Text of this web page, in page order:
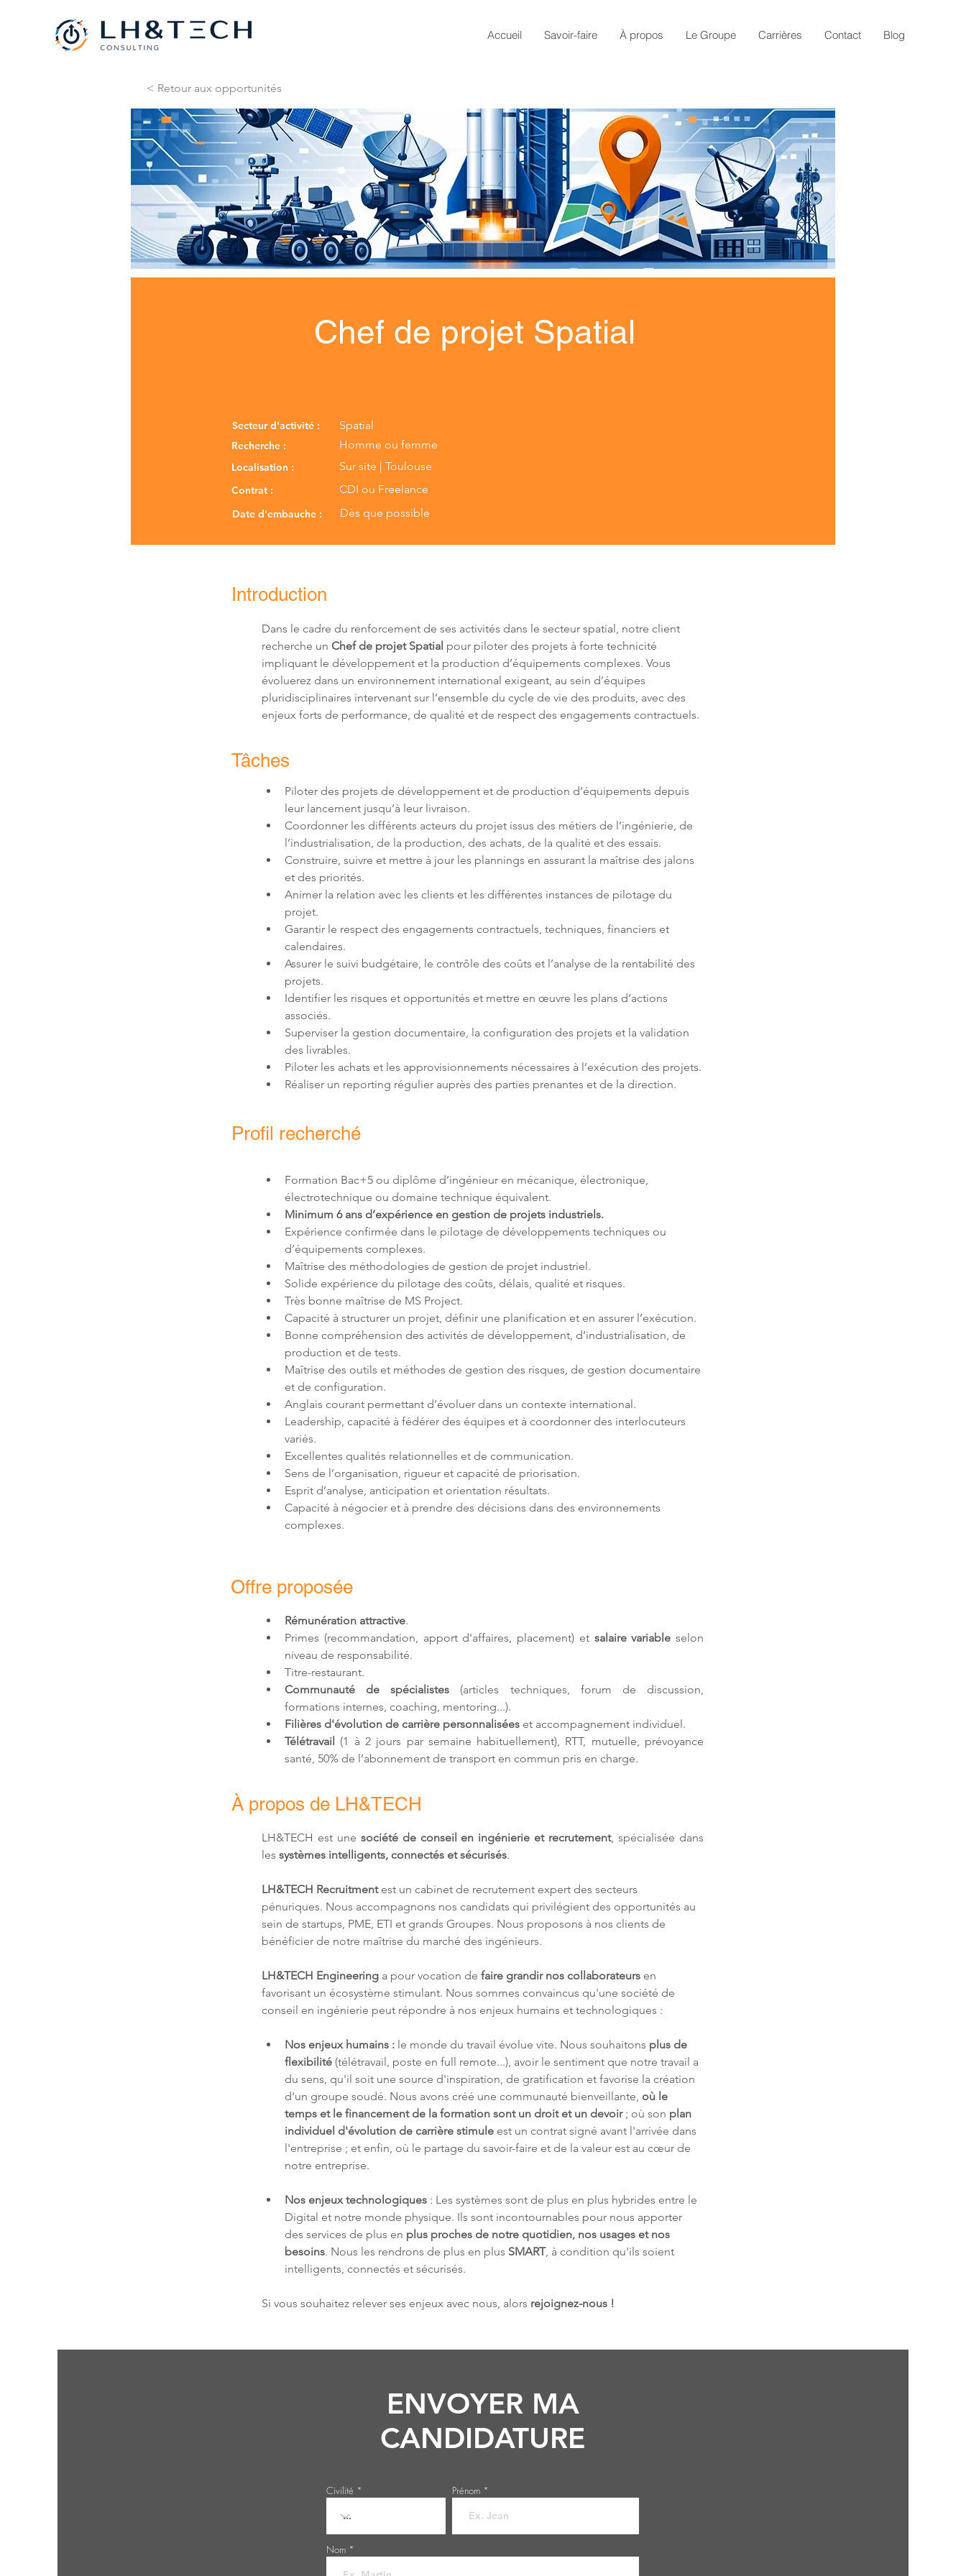
Accueil Savoir-faire À propos Le Groupe Carrières Contact Blog
< Retour aux opportunités
Chef de projet Spatial
Secteur d'activité :
Recherche :
Localisation :
Contrat :
Date d'embauche :
Spatial
Homme ou femme
Sur site | Toulouse
CDI ou Freelance
Dès que possible
Introduction
Dans le cadre du renforcement de ses activités dans le secteur spatial, notre client
recherche un Chef de projet Spatial pour piloter des projets à forte technicité
impliquant le développement et la production d’équipements complexes. Vous
évoluerez dans un environnement international exigeant, au sein d’équipes
pluridisciplinaires intervenant sur l’ensemble du cycle de vie des produits, avec des
enjeux forts de performance, de qualité et de respect des engagements contractuels.
Tâches
Piloter des projets de développement et de production d’équipements depuis
Coordonner les différents acteurs du projet issus des métiers de l’ingénierie, de
Construire, suivre et mettre à jour les plannings en assurant la maîtrise des jalons
Animer la relation avec les clients et les différentes instances de pilotage du
Garantir le respect des engagements contractuels, techniques, financiers et
Assurer le suivi budgétaire, le contrôle des coûts et l’analyse de la rentabilité des
Identifier les risques et opportunités et mettre en œuvre les plans d’actions
Superviser la gestion documentaire, la configuration des projets et la validation
Réaliser un reporting régulier auprès des parties prenantes et de la direction.
Profil recherché
Formation Bac+5 ou diplôme d’ingénieur en mécanique, électronique,
Minimum 6 ans d’expérience en gestion de projets industriels.
Expérience confirmée dans le pilotage de développements techniques ou
Bonne compréhension des activités de développement, d’industrialisation, de
Maîtrise des outils et méthodes de gestion des risques, de gestion documentaire
Leadership, capacité à fédérer des équipes et à coordonner des interlocuteurs
Capacité à négocier et à prendre des décisions dans des environnements
complexes.
Offre proposée
Rémunération attractive.
Primes (recommandation, apport d'affaires, placement) et salaire variable selon
niveau de responsabilité.
Titre-restaurant.
Communauté de spécialistes (articles techniques, forum de discussion,
formations internes, coaching, mentoring...).
Filières d'évolution de carrière personnalisées et accompagnement individuel.
Télétravail (1 à 2 jours par semaine habituellement), RTT, mutuelle, prévoyance
santé, 50% de l’abonnement de transport en commun pris en charge.
À propos de LH&TECH
LH&TECH est une société de conseil en ingénierie et recrutement, spécialisée dans
les systèmes intelligents, connectés et sécurisés.
LH&TECH Recruitment est un cabinet de recrutement expert des secteurs
pénuriques. Nous accompagnons nos candidats qui privilégient des opportunités au
sein de startups, PME, ETI et grands Groupes. Nous proposons à nos clients de
bénéficier de notre maîtrise du marché des ingénieurs.
LH&TECH Engineering a pour vocation de faire grandir nos collaborateurs en
favorisant un écosystème stimulant. Nous sommes convaincus qu'une société de
conseil en ingénierie peut répondre à nos enjeux humains et technologiques :
Nos enjeux humains : le monde du travail évolue vite. Nous souhaitons plus de
flexibilité (télétravail, poste en full remote...), avoir le sentiment que notre travail a
du sens, qu'il soit une source d'inspiration, de gratification et favorise la création
d'un groupe soudé. Nous avons créé une communauté bienveillante, où le
temps et le financement de la formation sont un droit et un devoir ; où son plan
individuel d'évolution de carrière stimule est un contrat signé avant l'arrivée dans
l'entreprise ; et enfin, où le partage du savoir-faire et de la valeur est au cœur de
notre entreprise.
Nos enjeux technologiques : Les systèmes sont de plus en plus hybrides entre le
Digital et notre monde physique. Ils sont incontournables pour nous apporter
des services de plus en plus proches de notre quotidien, nos usages et nos
besoins. Nous les rendrons de plus en plus SMART, à condition qu'ils soient
intelligents, connectés et sécurisés.
Si vous souhaitez relever ses enjeux avec nous, alors rejoignez-nous !
ENVOYER MA
CANDIDATURE
Civilité Prénom
Nom